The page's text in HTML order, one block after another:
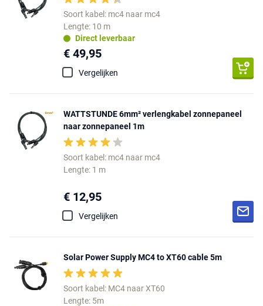
Soort kabel: mc4 naar mc4
Lengte: 10 m
Direct leverbaar
€ 49,95
Vergelijken
WATTSTUNDE 6mm² verlengkabel zonnepaneel
naar zonnepaneel 1m
Soort kabel: mc4 naar mc4
Lengte: 1 m
€ 12,95
Vergelijken
Solar Power Supply MC4 to XT60 cable 5m
Soort kabel: MC4 naar XT60
Lengte: 5m